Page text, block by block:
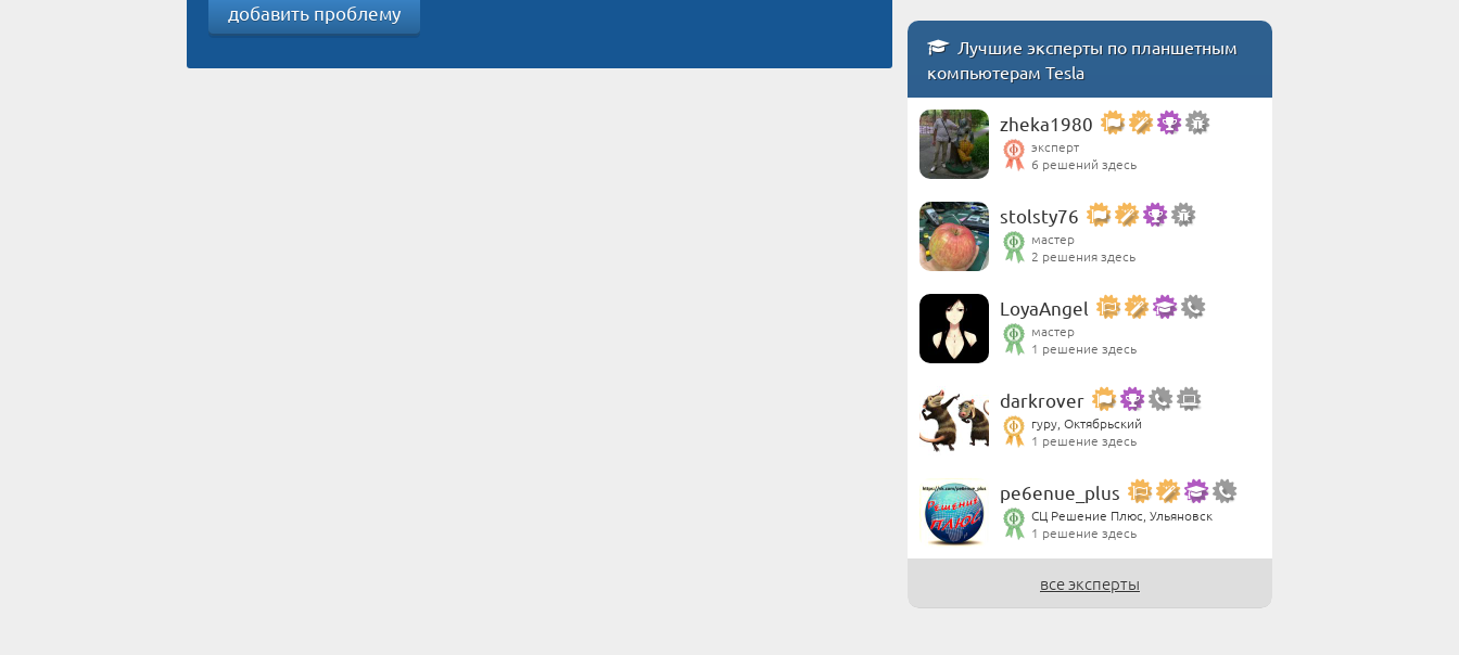
добавить проблему
Лучшие эксперты по планшетным
компьютерам Tesla
zheka1980
эксперт
6 решений здесь
stolsty76
мастер
2 решения здесь
LoyaAngel
мастер
1 решение здесь
darkrover
гуру, Октябрьский
1 решение здесь
pe6enue_plus
СЦ Решение Плюс, Ульяновск
1 решение здесь
все эксперты